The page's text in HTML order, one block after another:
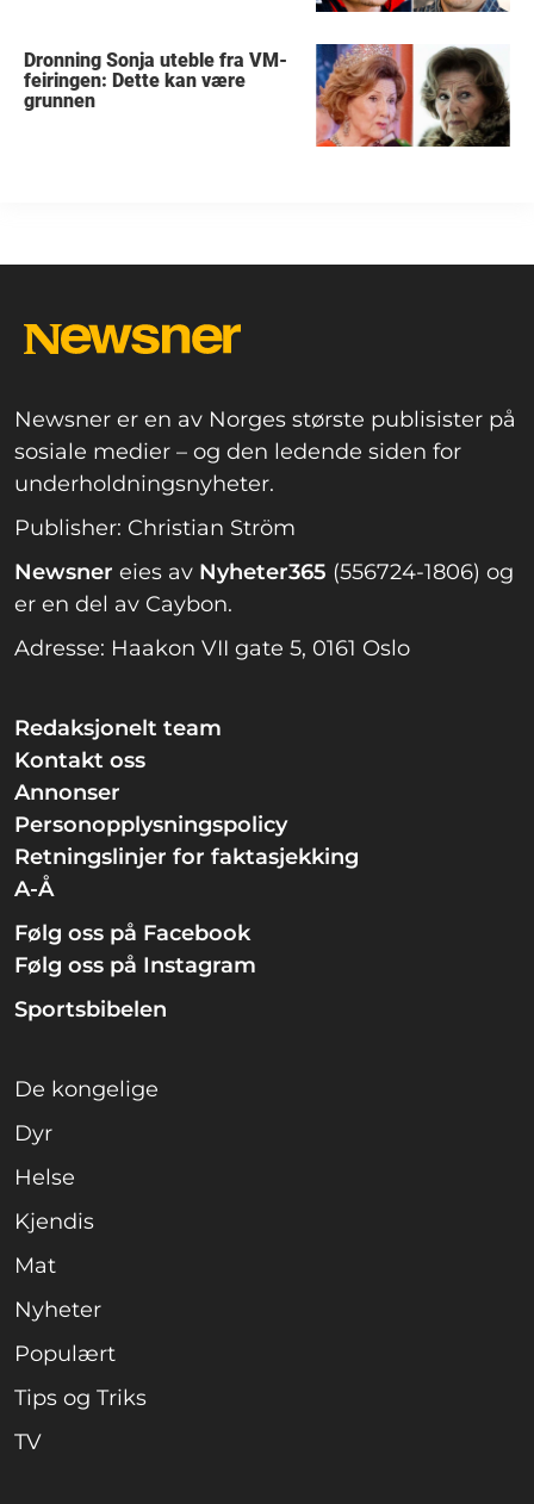
Dronning Sonja uteble fra VM-
feiringen: Dette kan være
grunnen
Newsner er en av Norges største publisister på
sosiale medier – og den ledende siden for
underholdningsnyheter.
Publisher: Christian Ström
Newsner eies av Nyheter365 (556724-1806) og
er en del av Caybon.
Adresse: Haakon VII gate 5, 0161 Oslo
Redaksjonelt team
Kontakt oss
Annonser
Personopplysningspolicy
Retningslinjer for faktasjekking
A-Å
Følg oss på Facebook
Følg oss på Instagram
Sportsbibelen
De kongelige
Dyr
Helse
Kjendis
Mat
Nyheter
Populært
Tips og Triks
TV